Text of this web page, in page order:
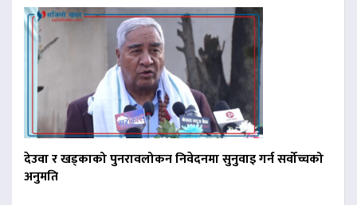
देउवा र खड्काको पुनरावलोकन निवेदनमा सुनुवाइ गर्न सर्वोच्चको
अनुमति